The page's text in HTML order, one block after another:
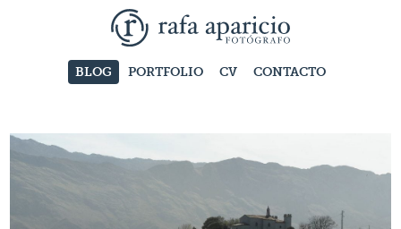
BLOG PORTFOLIO CV CONTACTO